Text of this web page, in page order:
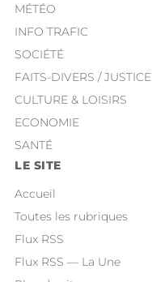
MÉTÉO
INFO TRAFIC
SOCIÉTÉ
FAITS-DIVERS / JUSTICE
CULTURE & LOISIRS
ECONOMIE
SANTÉ
LE SITE
Accueil
Toutes les rubriques
Flux RSS
Flux RSS — La Une